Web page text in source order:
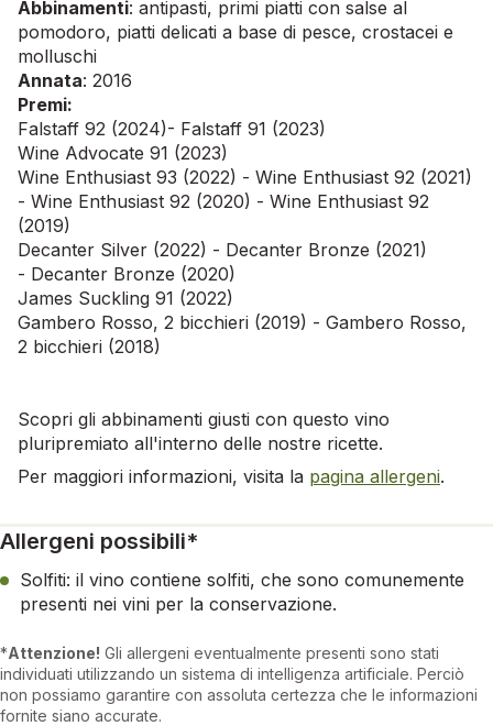
Abbinamenti: antipasti, primi piatti con salse al
pomodoro, piatti delicati a base di pesce, crostacei e
molluschi
Annata: 2016
Premi:
Falstaff 92 (2024)- Falstaff 91 (2023)
Wine Advocate 91 (2023)
Wine Enthusiast 93 (2022) - Wine Enthusiast 92 (2021)
- Wine Enthusiast 92 (2020) - Wine Enthusiast 92
(2019)
Decanter Silver (2022) - Decanter Bronze (2021)
- Decanter Bronze (2020)
James Suckling 91 (2022)
Gambero Rosso, 2 bicchieri (2019) - Gambero Rosso,
2 bicchieri (2018)
Scopri gli abbinamenti giusti con questo vino
pluripremiato all'interno delle nostre ricette.
Per maggiori informazioni, visita la pagina allergeni.
Allergeni possibili*
Solfiti: il vino contiene solfiti, che sono comunemente
presenti nei vini per la conservazione.
*Attenzione! Gli allergeni eventualmente presenti sono stati
individuati utilizzando un sistema di intelligenza artificiale. Perciò
non possiamo garantire con assoluta certezza che le informazioni
fornite siano accurate.